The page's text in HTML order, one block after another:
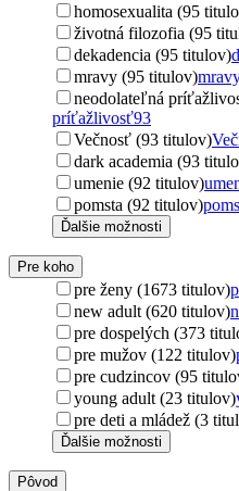
homosexualita (95
životná filozofia (95
dekadencia (95 titulov)
mravy (95 titulov)
neodolateľná
príťažlivosť93
Večnosť (93 titulov)
dark academia (93
umenie (92 titulov)
pomsta (92 titulov)
Ďalšie možnosti
Pre koho
pre ženy (1673 titulov)
new adult (620 titulov)
pre dospelých (373
pre mužov (122 titulov)
pre cudzincov (95
young adult (23 titulov)
pre deti a mládež (3
Ďalšie možnosti
Pôvod